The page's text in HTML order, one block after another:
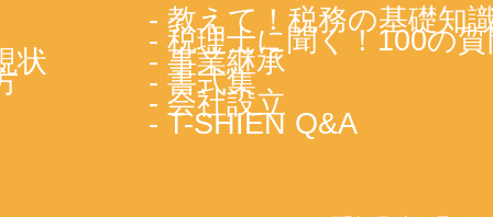
状
- 教えて！税務の基礎知
- 税理士に聞く！100の
- 事業継承
- 書式集
- 会社設立
- T-SHIEN Q&A